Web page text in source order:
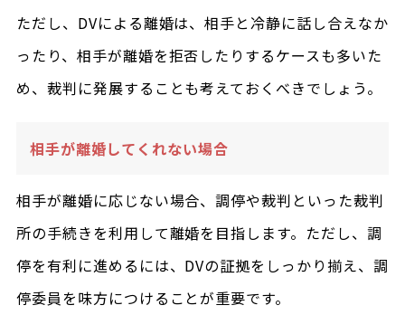
ただし、DVによる離婚は、相手と冷静に話し合えなか
ったり、相手が離婚を拒否したりするケースも多いた
め、裁判に発展することも考えておくべきでしょう。
相手が離婚してくれない場合
相手が離婚に応じない場合、調停や裁判といった裁判
所の手続きを利用して離婚を目指します。ただし、調
停を有利に進めるには、DVの証拠をしっかり揃え、調
停委員を味方につけることが重要です。